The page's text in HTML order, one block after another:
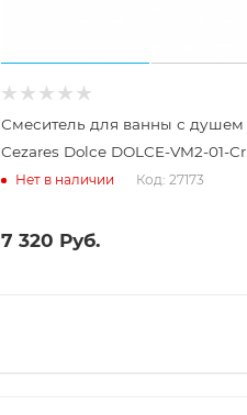
Смеситель для ванны с душем
Cezares Dolce DOLCE-VM2-01-Cr
Нет в наличии Код: 27173
7 320 Руб.